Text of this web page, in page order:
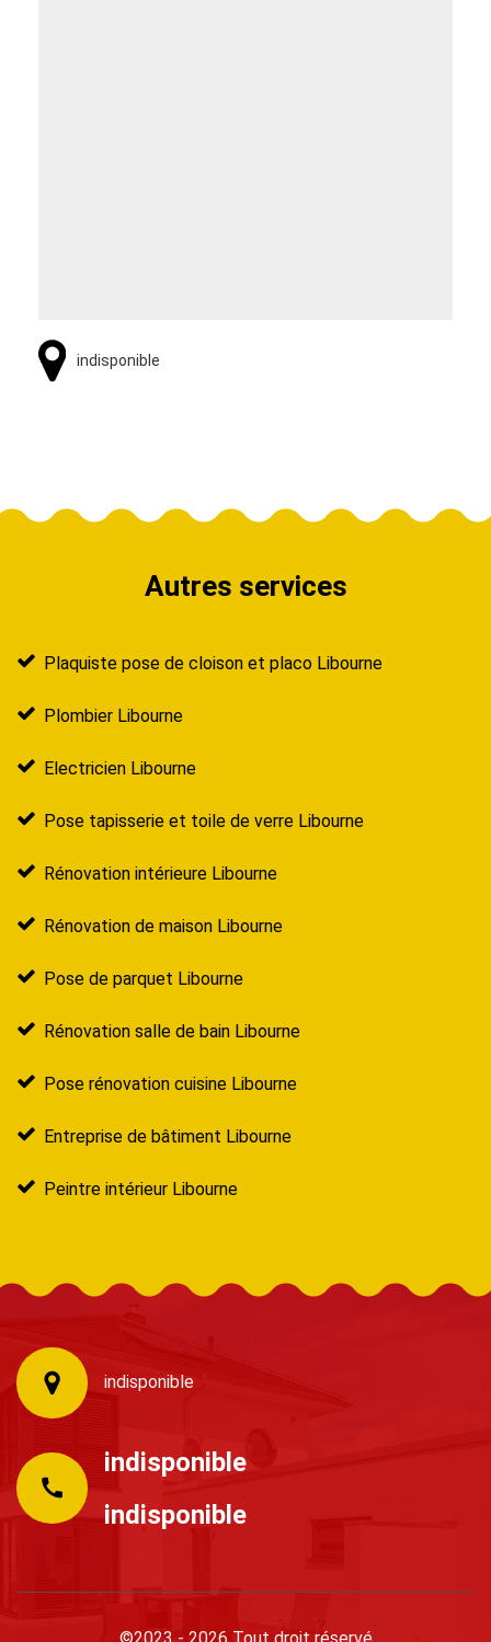
indisponible
Autres services
Plaquiste pose de cloison et placo Libourne
Plombier Libourne
Electricien Libourne
Pose tapisserie et toile de verre Libourne
Rénovation intérieure Libourne
Rénovation de maison Libourne
Pose de parquet Libourne
Rénovation salle de bain Libourne
Pose rénovation cuisine Libourne
Entreprise de bâtiment Libourne
Peintre intérieur Libourne
indisponible
indisponible
indisponible
©2023 - 2026 Tout droit réservé